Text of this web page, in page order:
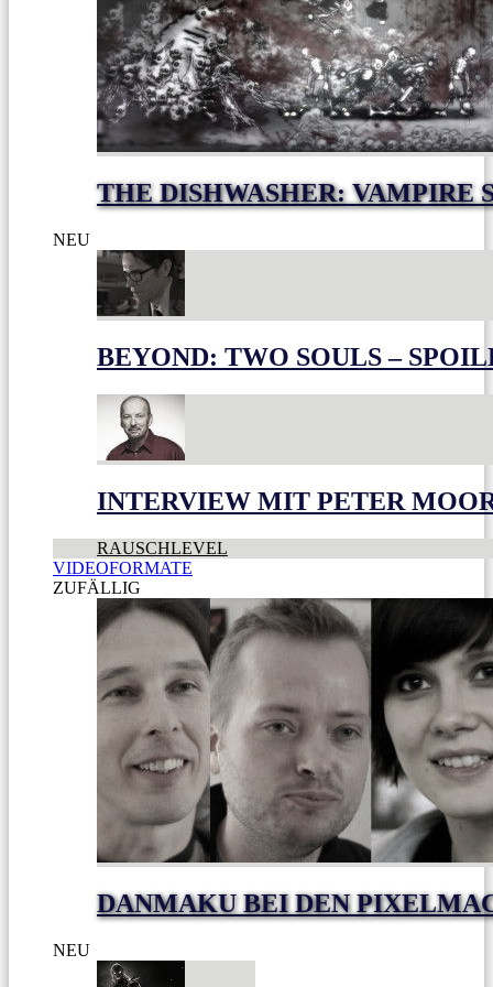
THE DISHWASHER: VAMPIRE
NEU
BEYOND: TWO SOULS –
INTERVIEW MIT PETER
RAUSCHLEVEL
VIDEOFORMATE
ZUFÄLLIG
DANMAKU BEI DEN
NEU